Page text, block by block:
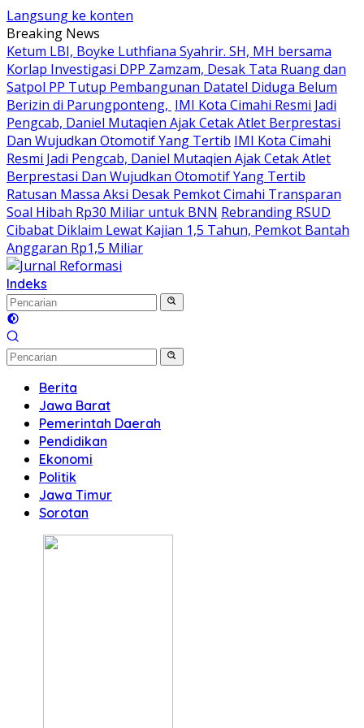
Langsung ke konten
Breaking News
Ketum LBI, Boyke Luthfiana Syahrir. SH, MH bersama
Korlap Investigasi DPP Zamzam, Desak Tata Ruang dan
Satpol PP Tutup Pembangunan Datatel Diduga Belum
Berizin di Parungponteng, IMI Kota Cimahi Resmi Jadi
Pengcab, Daniel Mutaqien Ajak Cetak Atlet Berprestasi
Dan Wujudkan Otomotif Yang Tertib IMI Kota Cimahi
Resmi Jadi Pengcab, Daniel Mutaqien Ajak Cetak Atlet
Berprestasi Dan Wujudkan Otomotif Yang Tertib
Ratusan Massa Aksi Desak Pemkot Cimahi Transparan
Soal Hibah Rp30 Miliar untuk BNN Rebranding RSUD
Cibabat Diklaim Lewat Kajian 1,5 Tahun, Pemkot Bantah
Anggaran Rp1,5 Miliar
Indeks
Berita
Jawa Barat
Pemerintah Daerah
Pendidikan
Ekonomi
Politik
Jawa Timur
Sorotan